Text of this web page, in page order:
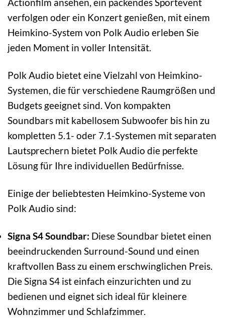
Actionfilm ansehen, ein packendes Sportevent
verfolgen oder ein Konzert genießen, mit einem
Heimkino-System von Polk Audio erleben Sie
jeden Moment in voller Intensität.
Polk Audio bietet eine Vielzahl von Heimkino-
Systemen, die für verschiedene Raumgrößen und
Budgets geeignet sind. Von kompakten
Soundbars mit kabellosem Subwoofer bis hin zu
kompletten 5.1- oder 7.1-Systemen mit separaten
Lautsprechern bietet Polk Audio die perfekte
Lösung für Ihre individuellen Bedürfnisse.
Einige der beliebtesten Heimkino-Systeme von
Polk Audio sind:
Signa S4 Soundbar: Diese Soundbar bietet einen
beeindruckenden Surround-Sound und einen
kraftvollen Bass zu einem erschwinglichen Preis.
Die Signa S4 ist einfach einzurichten und zu
bedienen und eignet sich ideal für kleinere
Wohnzimmer und Schlafzimmer.